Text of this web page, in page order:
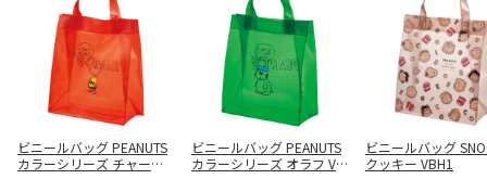
ビニールバッグ PEANUTS
カラーシリーズ チャーリ
ビニールバッグ PEANUTS
カラーシリーズ オラフ VB
ビニールバッグ
クッキー VBH1